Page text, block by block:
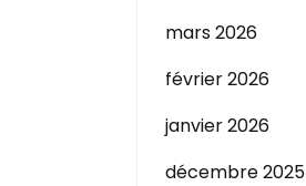
mars 2026
février 2026
janvier 2026
décembre 2025